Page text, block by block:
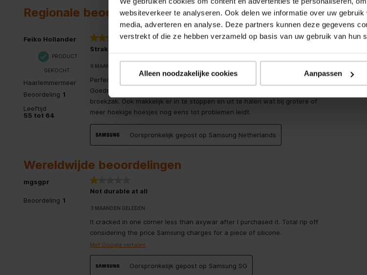
websiteverkeer te analyseren. Ook delen we informatie over uw
media, adverteren en analyse. Deze partners kunnen deze gegevens
verstrekt of die ze hebben verzameld op basis van uw gebruik van hun
Alleen noodzakelijke cookies Aanpassen
Regionale beoordelingen
Feiko Hollander
PRODUCT
GEKOCHT
Haarlemmermeer
Beoordeling 1
Leeftijd
55 tot 64
5 van 5 sterren.
Strak design - perfect hoesje
6 MAANDEN GELEDEN
Perfect strak designed hoesje, gelijk bij mijn nieuwe smartphone gekocht.
Goede valbescherming en de telefoon past nog steeds prima in mijn
broekzak. Ook makkelijk er in te stoppen en uit te halen wat bij grotere of
meer hoekige hoesjes nog eens tot problemen leidt.
Oorspronkelijk gepost op Samsung Netherlands
Wereldwijde beoordelingen
mgsgpr
Beoordeling 1
1 van 5 sterren.
Not durable at all
3 MAANDEN GELEDEN
It cracked in one corner less than axywar after I purchased it. Total rip off
considering the price Samsung charges for a piece of silicone.
Met Google vertalen
Oorspronkelijk gepost op Samsung SG